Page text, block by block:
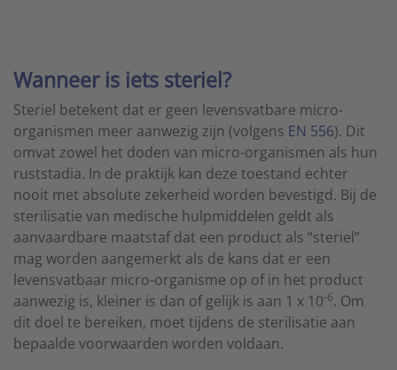
Wanneer is iets steriel?
Steriel betekent dat er geen levensvatbare micro-
organismen meer aanwezig zijn (volgens EN 556). Dit
omvat zowel het doden van micro-organismen als hun
ruststadia. In de praktijk kan deze toestand echter
nooit met absolute zekerheid worden bevestigd. Bij de
sterilisatie van medische hulpmiddelen geldt als
aanvaardbare maatstaf dat een product als “steriel”
mag worden aangemerkt als de kans dat er een
levensvatbaar micro-organisme op of in het product
aanwezig is, kleiner is dan of gelijk is aan 1 x 10-6. Om
dit doel te bereiken, moet tijdens de sterilisatie aan
bepaalde voorwaarden worden voldaan.